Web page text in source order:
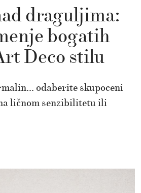
draguljima:
bogatih
Deco stilu
odaberite skupoceni
ličnom senzibilitetu ili